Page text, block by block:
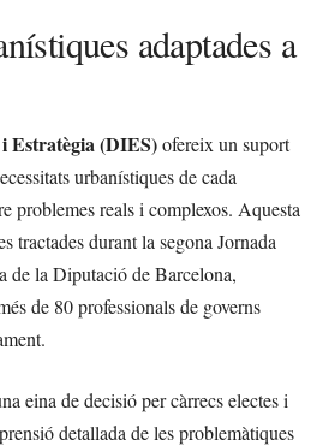
adaptades a
Estratègia (DIES)ofereix un suport
urbanístiques de cada
problemes reals i complexos. Aquesta
tractades durant la segona Jornada
de la Diputació de Barcelona,
de 80 professionals de governs
eina de decisió per càrrecs electes i
detallada de les problemàtiques